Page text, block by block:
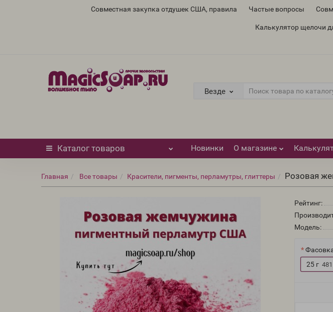
Совместная закупка отдушек США, правила Частые вопросы
Калькулятор щелочи
Везде
Каталог товаров Новинки О магазине
Главная Все товары Красители, пигменты, перламутры, глиттеры Розовая
Рейтинг:
Модель:
25 г